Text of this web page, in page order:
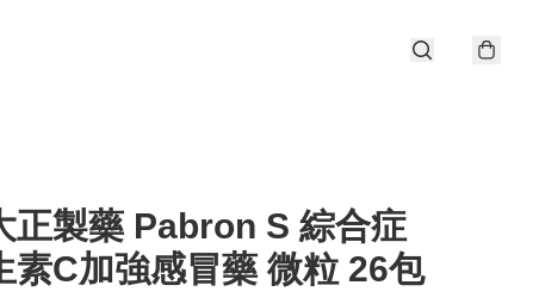
正製藥 Pabron S 綜合症
素C加強感冒藥 微粒 26包